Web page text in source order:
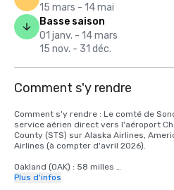
15 mars - 14 mai
Basse saison
01 janv. - 14 mars
15 nov. - 31 déc.
Comment s'y rendre
Comment s'y rendre : Le comté de
service aérien direct vers l'aéroport
County (STS) sur Alaska Airlines,
Airlines (à compter d'avril 2026).
Oakland (OAK) : 58 milles
Plus d'infos